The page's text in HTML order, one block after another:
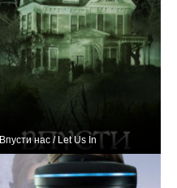
Впусти нас / Let Us In